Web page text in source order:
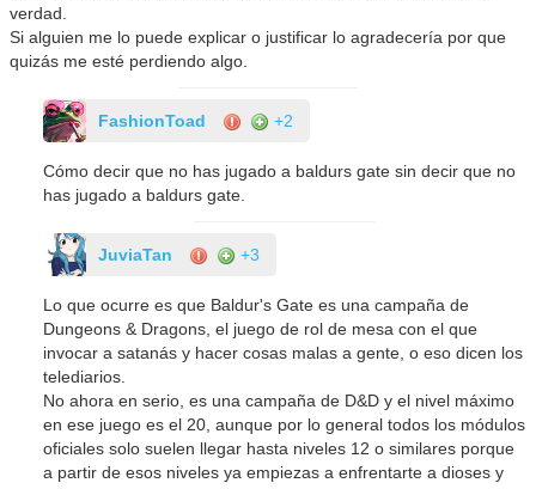
verdad.
Si alguien me lo puede explicar o justificar lo agradecería por que
quizás me esté perdiendo algo.
FashionToad +2
Cómo decir que no has jugado a baldurs gate sin decir que no
has jugado a baldurs gate.
JuviaTan +3
Lo que ocurre es que Baldur's Gate es una campaña de
Dungeons & Dragons, el juego de rol de mesa con el que
invocar a satanás y hacer cosas malas a gente, o eso dicen los
telediarios.
No ahora en serio, es una campaña de D&D y el nivel máximo
en ese juego es el 20, aunque por lo general todos los módulos
oficiales solo suelen llegar hasta niveles 12 o similares porque
a partir de esos niveles ya empiezas a enfrentarte a dioses y